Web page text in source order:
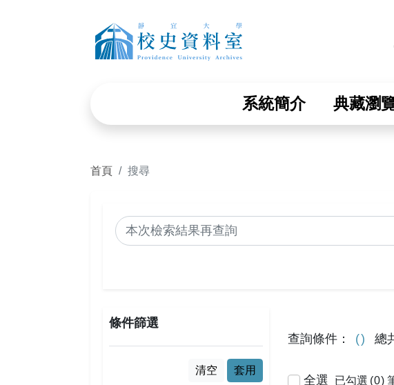
靜宜大學-校史資料室
系統簡介 典藏瀏
首頁 搜尋
搜尋
條件篩選
清空 套用
查詢條件： 總
全選 已勾選 0